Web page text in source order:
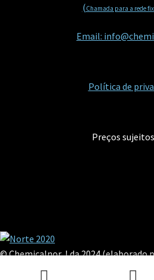
(Chamada para a rede
Email:
Política de
Preços
© Chemicalnor, Lda 2024 (elaborado